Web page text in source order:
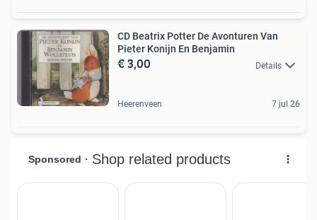
CD Beatrix Potter De Avonturen Van
Pieter Konijn En Benjamin
€ 3,00 Details
Heerenveen 7 jul 26